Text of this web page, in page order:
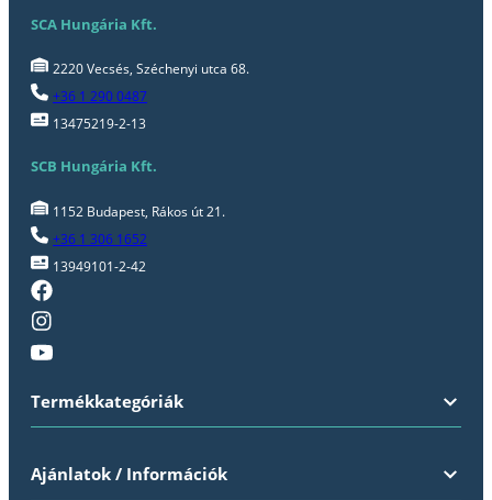
SCA Hungária Kft.
2220 Vecsés, Széchenyi utca 68.
+36 1 290 0487
13475219-2-13
SCB Hungária Kft.
1152 Budapest, Rákos út 21.
+36 1 306 1652
13949101-2-42
Termékkategóriák
Ajánlatok / Információk